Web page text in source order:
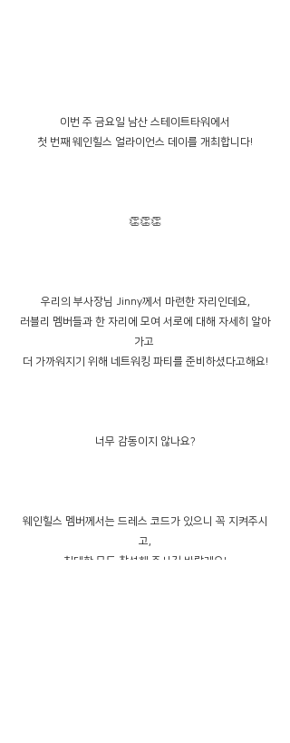
이번 주 금요일 남산 스테이트타워에서
첫 번째 웨인힐스 얼라이언스 데이를 개최합니다!
👏👏👏
우리의 부사장님 Jinny께서 마련한 자리인데요,
러블리 멤버들과 한 자리에 모여 서로에 대해 자세히 알아
가고
더 가까워지기 위해 네트워킹 파티를 준비하셨다고해요!
너무 감동이지 않나요?
웨인힐스 멤버께서는 드레스 코드가 있으니 꼭 지켜주시
고,
최대한 모두 참석해 주시길 바랄게요!